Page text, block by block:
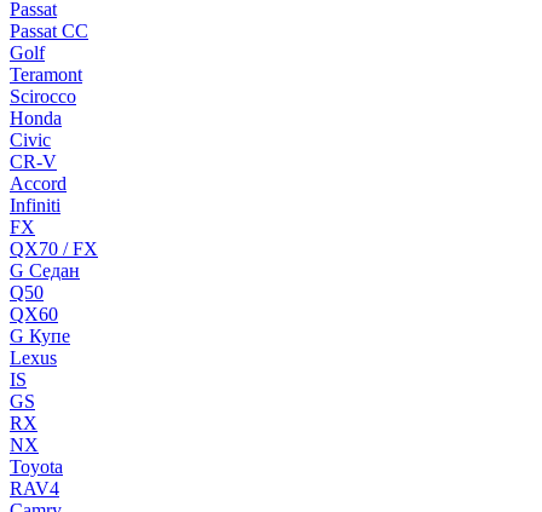
Passat
Passat CC
Golf
Teramont
Scirocco
Honda
Civic
CR-V
Accord
Infiniti
FX
QX70 / FX
G Cедан
Q50
QX60
G Купе
Lexus
IS
GS
RX
NX
Toyota
RAV4